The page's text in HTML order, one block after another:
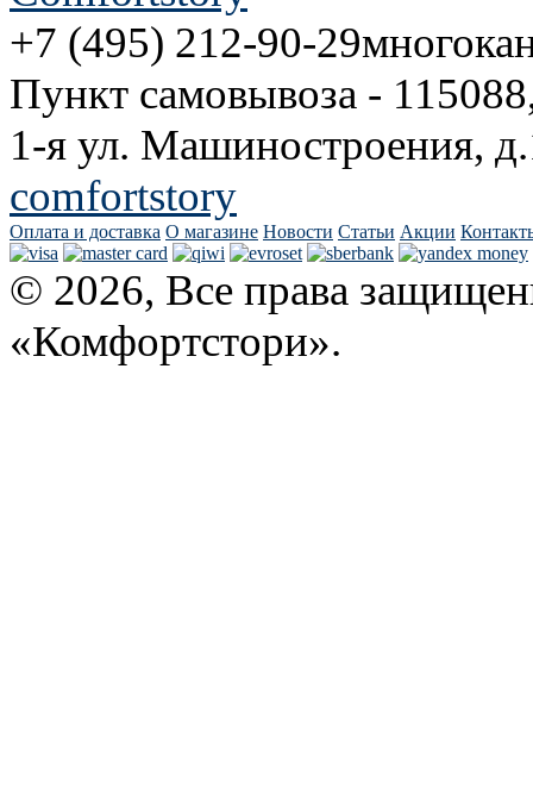
+7 (495) 212-90-29
Пункт самовывоза -
1-я ул. Машиностроения,
comfortstory
Оплата и доставка О магазине Новости Статьи Акции
© 2026, Все права
«Комфортстори».